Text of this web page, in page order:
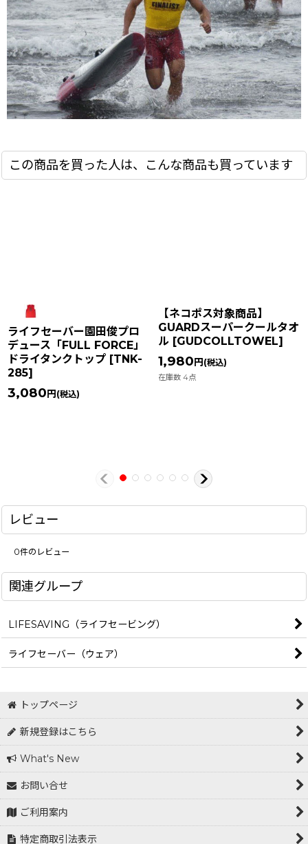
この商品を買った人は、こんな商品も買っています
ライフセーバー園田俊プロ
デュース「FULL FORCE」
ドライタンクトップ [TNK-
285]
3,080円(税込)
【ネコポス対象商品】
GUARDスーパークールタオ
ル [GUDCOLLTOWEL]
1,980円(税込)
在庫数 4点
レビュー
0件のレビュー
関連グループ
LIFESAVING（ライフセービング）
ライフセーバー（ウェア）
トップページ
新規登録はこちら
What's New
お問い合せ
ご利用案内
特定商取引法表示